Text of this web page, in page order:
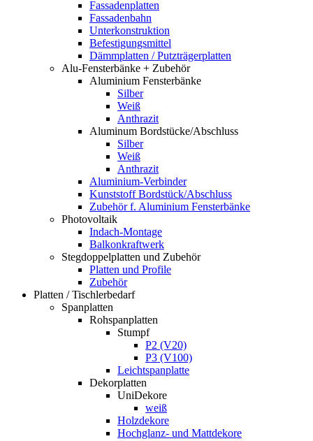
Fassadenplatten
Fassadenbahn
Unterkonstruktion
Befestigungsmittel
Dämmplatten / Putzträgerplatten
Alu-Fensterbänke + Zubehör
Aluminium Fensterbänke
Silber
Weiß
Anthrazit
Aluminum Bordstücke/Abschluss
Silber
Weiß
Anthrazit
Aluminium-Verbinder
Kunststoff Bordstück/Abschluss
Zubehör f. Aluminium Fensterbänke
Photovoltaik
Indach-Montage
Balkonkraftwerk
Stegdoppelplatten und Zubehör
Platten und Profile
Zubehör
Platten / Tischlerbedarf
Spanplatten
Rohspanplatten
Stumpf
P2 (V20)
P3 (V100)
Leichtspanplatte
Dekorplatten
UniDekore
weiß
Holzdekore
Hochglanz- und Mattdekore